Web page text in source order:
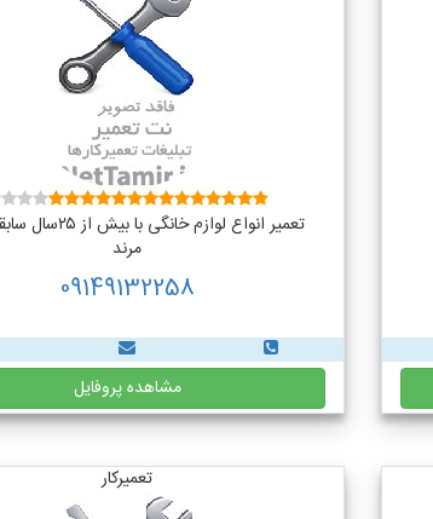
تعمیر انواع لوازم خانگی با بیش از ۲۵سال سابقه کار ...
مرند
09149132258
مشاهده پروفایل
تعمیرکار